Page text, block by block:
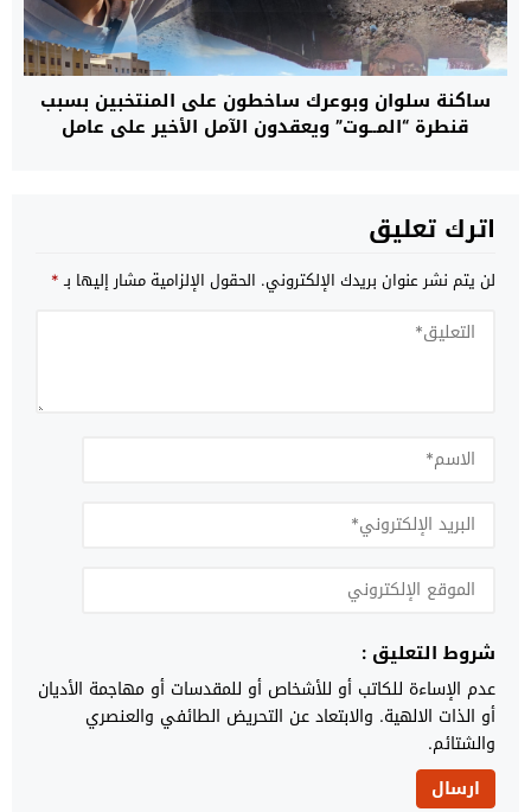
ساكنة سلوان وبوعرك ساخطون على المنتخبين بسبب
قنطرة “المــوت” ويعقدون الآمل الأخير على عامل
اترك تعليق
لن يتم نشر عنوان بريدك الإلكتروني. الحقول الإلزامية مشار إليها بـ*
شروط التعليق :
عدم الإساءة للكاتب أو للأشخاص أو للمقدسات أو مهاجمة الأديان
أو الذات الالهية. والابتعاد عن التحريض الطائفي والعنصري
والشتائم.